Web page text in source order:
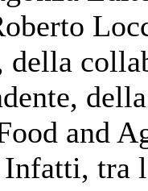
della
and
tra